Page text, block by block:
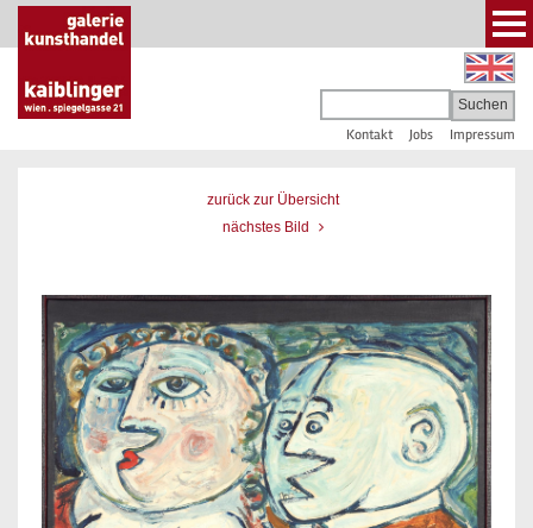
Kontakt Jobs Impressum
zurück zur Übersicht
nächstes Bild